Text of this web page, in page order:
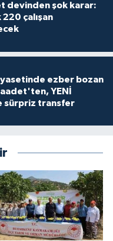
devinden şok karar:
220 çalışan
ezber bozan
YENİ
sürpriz transfer